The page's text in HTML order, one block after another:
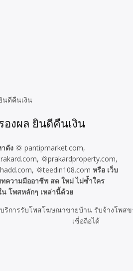
องผล ยินดีคืนเงิน
ดัง 💢 pantipmarket.com,
💢prakardproperty.com,
💢teedin108.com หรือ เว็บ
ความมืออาชีพ สด ใหม่ ไม่ซ้ำใคร
โพสหลักๆ เหล่านี้ด้วย